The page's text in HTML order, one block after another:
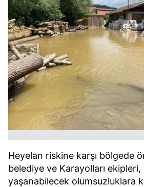
Heyelan riskine karşı bölgede
belediye ve Karayolları
yaşanabilecek olumsuzluklara